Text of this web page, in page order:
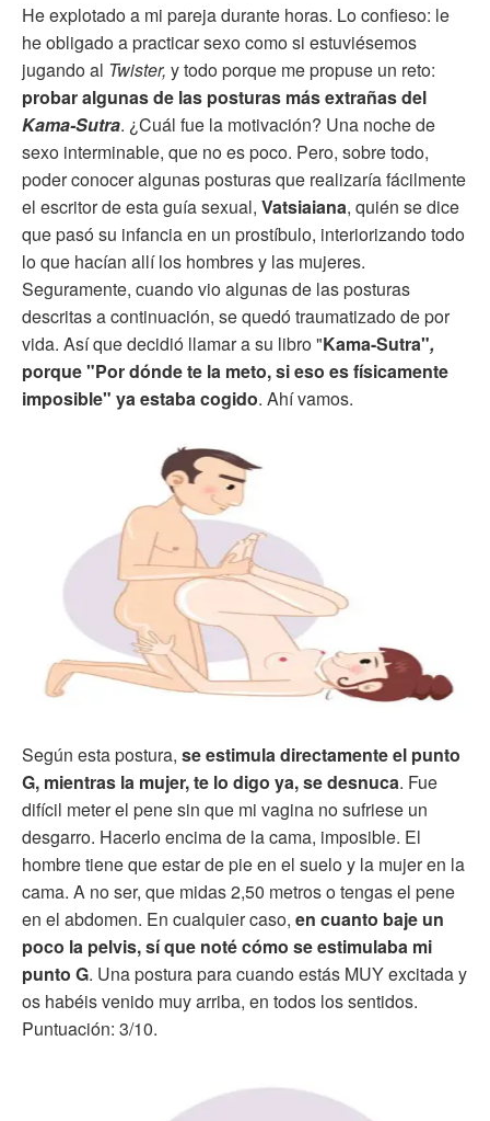
He explotado a mi pareja durante horas. Lo confieso: le
he obligado a practicar sexo como si estuviésemos
jugando al Twister, y todo porque me propuse un reto:
probar algunas de las posturas más extrañas del
Kama-Sutra. ¿Cuál fue la motivación? Una noche de
sexo interminable, que no es poco. Pero, sobre todo,
poder conocer algunas posturas que realizaría fácilmente
el escritor de esta guía sexual, Vatsiaiana, quién se dice
que pasó su infancia en un prostíbulo, interiorizando todo
lo que hacían allí los hombres y las mujeres.
Seguramente, cuando vio algunas de las posturas
descritas a continuación, se quedó traumatizado de por
vida. Así que decidió llamar a su libro "Kama-Sutra",
porque "Por dónde te la meto, si eso es físicamente
imposible" ya estaba cogido. Ahí vamos.
Según esta postura, se estimula directamente el punto
G, mientras la mujer, te lo digo ya, se desnuca. Fue
difícil meter el pene sin que mi vagina no sufriese un
desgarro. Hacerlo encima de la cama, imposible. El
hombre tiene que estar de pie en el suelo y la mujer en la
cama. A no ser, que midas 2,50 metros o tengas el pene
en el abdomen. En cualquier caso, en cuanto baje un
poco la pelvis, sí que noté cómo se estimulaba mi
punto G. Una postura para cuando estás MUY excitada y
os habéis venido muy arriba, en todos los sentidos.
Puntuación: 3/10.